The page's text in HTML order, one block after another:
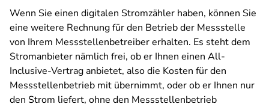
Wenn Sie einen digitalen Stromzähler haben, können Sie
eine weitere Rechnung für den Betrieb der Messstelle
von Ihrem Messstellenbetreiber erhalten. Es steht dem
Stromanbieter nämlich frei, ob er Ihnen einen All-
Inclusive-Vertrag anbietet, also die Kosten für den
Messstellenbetrieb mit übernimmt, oder ob er Ihnen nur
den Strom liefert, ohne den Messstellenbetrieb